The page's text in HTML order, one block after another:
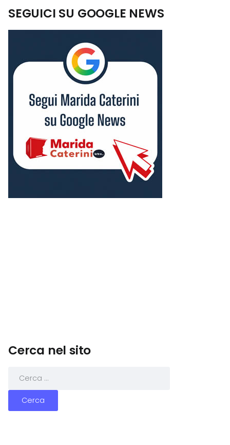
SEGUICI SU GOOGLE NEWS
Cerca nel sito